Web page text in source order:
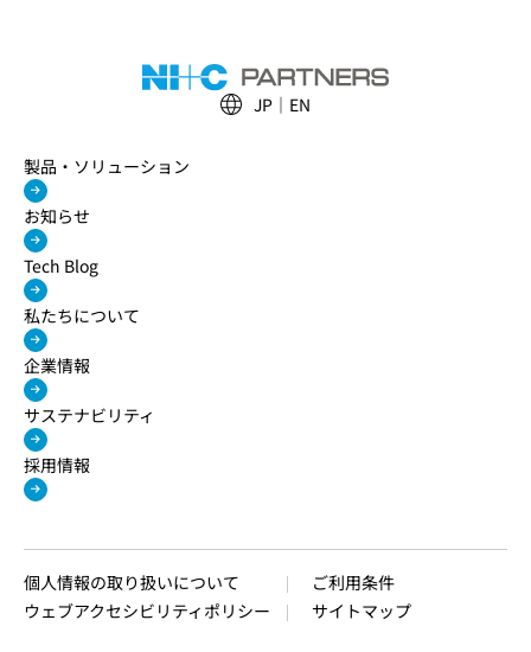
JP EN
製品・ソリューション
お知らせ
Tech Blog
私たちについて
企業情報
サステナビリティ
採用情報
個人情報の取り扱いについて
ご利用条件
ウェブアクセシビリティポリシー
サイトマップ